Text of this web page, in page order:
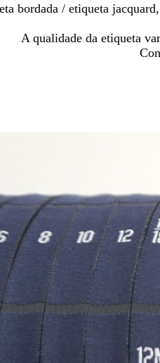
bordada / etiqueta
A qualidade da etiqueta